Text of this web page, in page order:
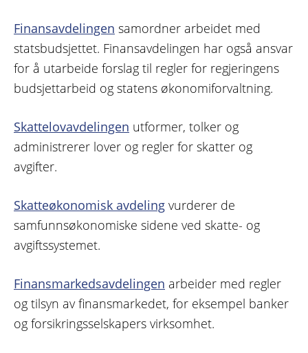
Finansavdelingen samordner arbeidet med
statsbudsjettet. Finansavdelingen har også ansvar
for å utarbeide forslag til regler for regjeringens
budsjettarbeid og statens økonomiforvaltning.
Skattelovavdelingen utformer, tolker og
administrerer lover og regler for skatter og
avgifter.
Skatteøkonomisk avdeling vurderer de
samfunnsøkonomiske sidene ved skatte- og
avgiftssystemet.
Finansmarkedsavdelingen arbeider med regler
og tilsyn av finansmarkedet, for eksempel banker
og forsikringsselskapers virksomhet.